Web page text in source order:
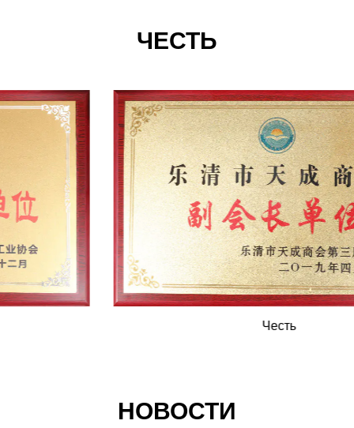
ЧЕСТЬ
НОВОСТИ